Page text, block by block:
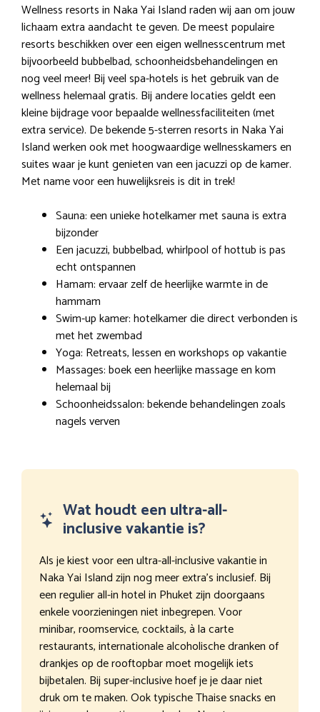
Wellness resorts in Naka Yai Island raden wij aan om jouw
lichaam extra aandacht te geven. De meest populaire
resorts beschikken over een eigen wellnesscentrum met
bijvoorbeeld bubbelbad, schoonheidsbehandelingen en
nog veel meer! Bij veel spa-hotels is het gebruik van de
wellness helemaal gratis. Bij andere locaties geldt een
kleine bijdrage voor bepaalde wellnessfaciliteiten (met
extra service). De bekende 5-sterren resorts in Naka Yai
Island werken ook met hoogwaardige wellnesskamers en
suites waar je kunt genieten van een jacuzzi op de kamer.
Met name voor een huwelijksreis is dit in trek!
Sauna: een unieke hotelkamer met sauna is extra
bijzonder
Een jacuzzi, bubbelbad, whirlpool of hottub is pas
echt ontspannen
Hamam: ervaar zelf de heerlijke warmte in de
hammam
Swim-up kamer: hotelkamer die direct verbonden is
met het zwembad
Yoga: Retreats, lessen en workshops op vakantie
Massages: boek een heerlijke massage en kom
helemaal bij
Schoonheidssalon: bekende behandelingen zoals
nagels verven
Wat houdt een ultra-all-
inclusive vakantie is?
Als je kiest voor een ultra-all-inclusive vakantie in
Naka Yai Island zijn nog meer extra’s inclusief. Bij
een regulier all-in hotel in Phuket zijn doorgaans
enkele voorzieningen niet inbegrepen. Voor
minibar, roomservice, cocktails, à la carte
restaurants, internationale alcoholische dranken of
drankjes op de rooftopbar moet mogelijk iets
bijbetalen. Bij super-inclusive hoef je je daar niet
druk om te maken. Ook typische Thaise snacks en